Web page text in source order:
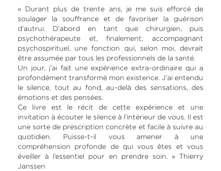
« Durant plus de trente ans, je me suis efforcé de
soulager la souffrance et de favoriser la guérison
d’autrui. D’abord en tant que chirurgien, puis
psychothérapeute et, finalement, accompagnant
psychospirituel, une fonction qui, selon moi, devrait
être assumée par tous les professionnels de la santé.
Un jour, j’ai fait une expérience extra-ordinaire qui a
profondément transformé mon existence. J’ai entendu
le silence, tout au fond, au-delà des sensations, des
émotions et des pensées.
Ce livre est le récit de cette expérience et une
invitation à écouter le silence à l’intérieur de vous. Il est
une sorte de prescription concrète et facile à suivre au
quotidien. Puisse-t-il vous amener à une
compréhension profonde de qui vous êtes et vous
éveiller à l’essentiel pour en prendre soin. » Thierry
Janssen